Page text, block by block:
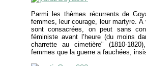
Parmi les thèmes récurrents de
femmes, leur courage, leur martyre.
sont consacrées, on peut sans
féministe avant l’heure (du moins
charrette au cimetière" (1810-
femmes que la guerre a fauchées,